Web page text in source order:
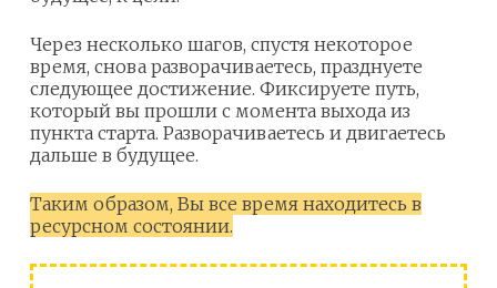
Через несколько шагов, спустя некоторое
время, снова разворачиваетесь, празднуете
следующее достижение. Фиксируете путь,
который вы прошли с момента выхода из
пункта старта. Разворачиваетесь и двигаетесь
дальше в будущее.
Таким образом, Вы все время находитесь в
ресурсном состоянии.